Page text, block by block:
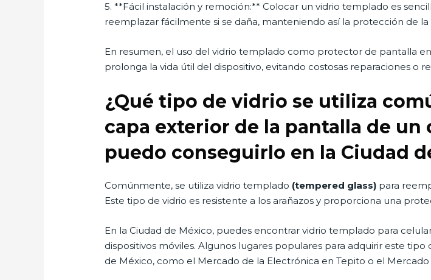
5. **Fácil instalación y remoción:** Colocar un vidrio templado es
reemplazar fácilmente si se daña, manteniendo así la protección de la
En resumen, el uso del vidrio templado como protector de pantalla
prolonga la vida útil del dispositivo, evitando costosas reparaciones o
¿Qué tipo de vidrio se utiliza
capa exterior de la pantalla de
puedo conseguirlo en la Ciudad
Comúnmente, se utiliza vidrio templado (tempered glass) para
Este tipo de vidrio es resistente a los arañazos y proporciona una
En la Ciudad de México, puedes encontrar vidrio templado para
dispositivos móviles. Algunos lugares populares para adquirir este
de México, como el Mercado de la Electrónica en Tepito o el